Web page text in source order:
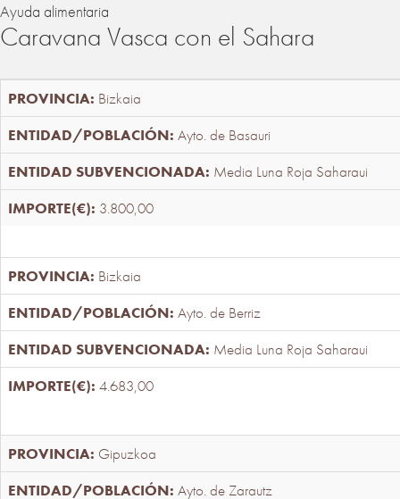
Ayuda alimentaria
Caravana Vasca con el Sahara
Bizkaia
Ayto. de Basauri
Media Luna Roja Saharaui
3.800,00
Bizkaia
Ayto. de Berriz
Media Luna Roja Saharaui
4.683,00
Gipuzkoa
Ayto. de Zarautz